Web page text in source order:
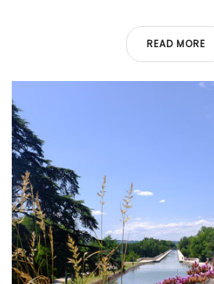
READ MORE